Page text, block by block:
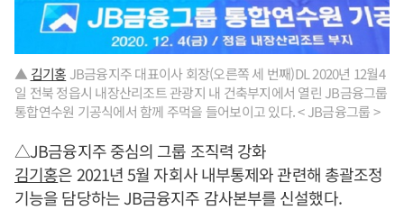
▲ 김기홍 JB금융지주 대표이사 회장(오른쪽 세 번째)DL 2020년 12월4
일 전북 정읍시 내장산리조트 관광지 내 건축부지에서 열린 JB금융그룹
통합연수원 기공식에서 함께 주먹을 들어보이고 있다. < JB금융그룹 >
△JB금융지주 중심의 그룹 조직력 강화
김기홍은 2021년 5월 자회사 내부통제와 관련해 총괄조정
기능을 담당하는 JB금융지주 감사본부를 신설했다.